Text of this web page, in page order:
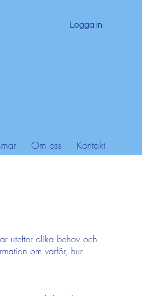
Logga in
Om oss Kontakt
utefter olika behov och
om varför, hur